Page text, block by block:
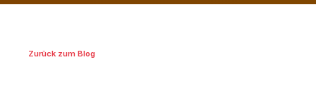
Zurück zum Blog